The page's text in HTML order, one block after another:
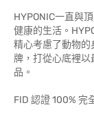
HYPONIC一直與
健康的生活。
精心考慮了動物的
牌，打從心底裡
品。
FID 認證 100% 完